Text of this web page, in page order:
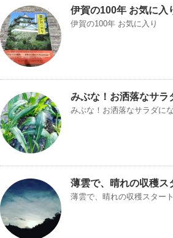
伊賀の100年 お気に入
伊賀の100年 お気に入り
みぶな！お洒落なサラ
みぶな！お洒落なサラダに
薄雲で、晴れの収穫ス
薄雲で、晴れの収穫スター